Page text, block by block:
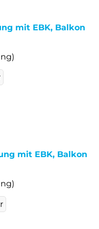
mit EBK, Balkon
mit EBK, Balkon